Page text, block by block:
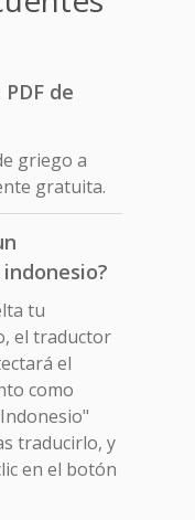
de
griego a
gratuita.
tu
el traductor
el
como
traducirlo, y
en el botón